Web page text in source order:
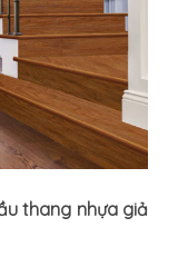
thang nhựa giả